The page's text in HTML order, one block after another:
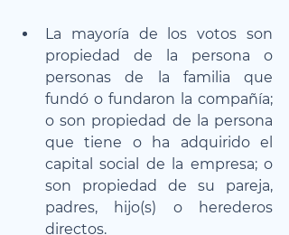
La mayoría de los votos son
propiedad de la persona o
personas de la familia que
fundó o fundaron la compañía;
o son propiedad de la persona
que tiene o ha adquirido el
capital social de la empresa; o
son propiedad de su pareja,
padres, hijo(s) o herederos
directos.